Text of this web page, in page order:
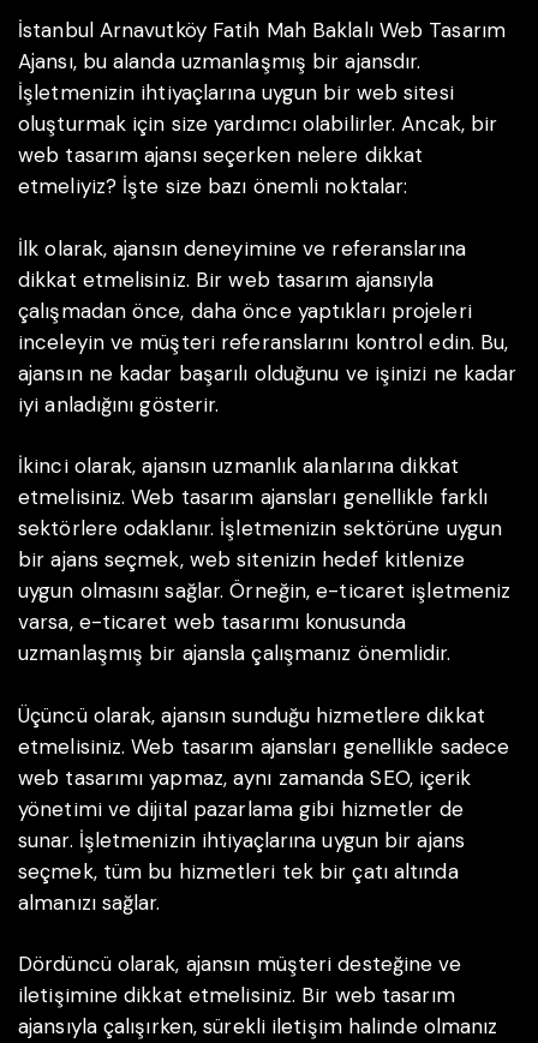
İstanbul Arnavutköy Fatih Mah Baklalı Web Tasarım
Ajansı, bu alanda uzmanlaşmış bir ajansdır.
İşletmenizin ihtiyaçlarına uygun bir web sitesi
oluşturmak için size yardımcı olabilirler. Ancak, bir
web tasarım ajansı seçerken nelere dikkat
etmeliyiz? İşte size bazı önemli noktalar:
İlk olarak, ajansın deneyimine ve referanslarına
dikkat etmelisiniz. Bir web tasarım ajansıyla
çalışmadan önce, daha önce yaptıkları projeleri
inceleyin ve müşteri referanslarını kontrol edin. Bu,
ajansın ne kadar başarılı olduğunu ve işinizi ne kadar
iyi anladığını gösterir.
İkinci olarak, ajansın uzmanlık alanlarına dikkat
etmelisiniz. Web tasarım ajansları genellikle farklı
sektörlere odaklanır. İşletmenizin sektörüne uygun
bir ajans seçmek, web sitenizin hedef kitlenize
uygun olmasını sağlar. Örneğin, e-ticaret işletmeniz
varsa, e-ticaret web tasarımı konusunda
uzmanlaşmış bir ajansla çalışmanız önemlidir.
Üçüncü olarak, ajansın sunduğu hizmetlere dikkat
etmelisiniz. Web tasarım ajansları genellikle sadece
web tasarımı yapmaz, aynı zamanda SEO, içerik
yönetimi ve dijital pazarlama gibi hizmetler de
sunar. İşletmenizin ihtiyaçlarına uygun bir ajans
seçmek, tüm bu hizmetleri tek bir çatı altında
almanızı sağlar.
Dördüncü olarak, ajansın müşteri desteğine ve
iletişimine dikkat etmelisiniz. Bir web tasarım
ajansıyla çalışırken, sürekli iletişim halinde olmanız